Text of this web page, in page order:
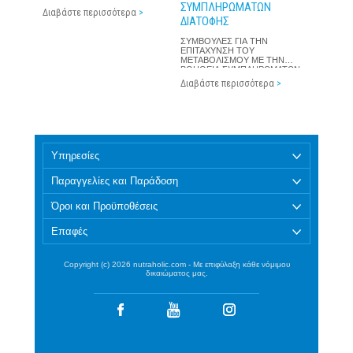
Διαβάστε περισσότερα >
ΣΥΜΠΛΗΡΩΜΑΤΩΝ
ΔΙΑΤΟΦΗΣ
ΣΥΜΒΟΥΛΕΣ ΓΙΑ ΤΗΝ
ΕΠΙΤΑΧΥΝΣΗ ΤΟΥ
ΜΕΤΑΒΟΛΙΣΜΟΥ ΜΕ ΤΗΝ
ΒΟΗΘΕΙΑ ΣΥΜΠΛΗΡΩΜΑΤΩΝ
ΔΙΑΤΟΦΗΣ
Διαβάστε περισσότερα >
Υπηρεσίες
Παραγγελίες και Παράδοση
Όροι και Προϋποθέσεις
Επαφές
Copyright (c) 2026 nutraholic.com - Με επιφύλαξη κάθε νόμιμου
δικαιώματος μας.